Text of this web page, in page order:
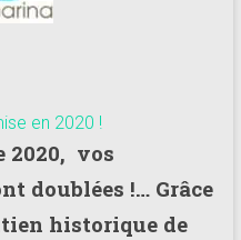
en 2020 !
2020, vos
doublées !… Grâce
historique de